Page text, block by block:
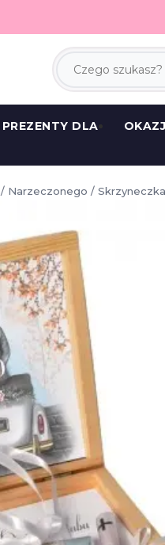
PREZENTY DLA
/ Narzeczonego /